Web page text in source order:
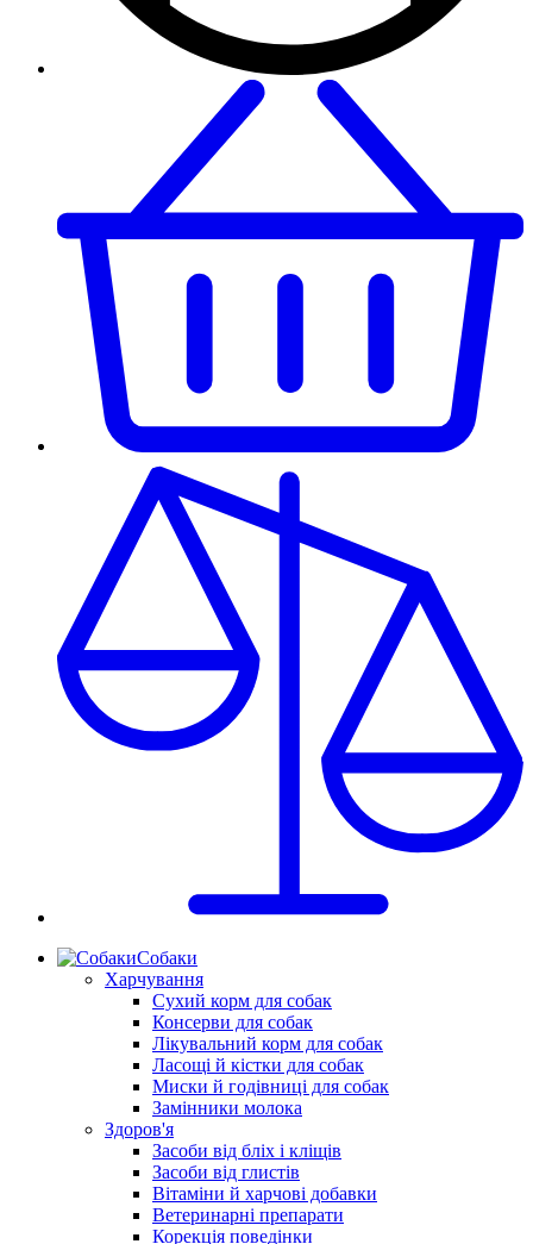
Собаки
Харчування
Сухий корм для собак
Консерви для собак
Лікувальний корм для собак
Ласощі й кістки для собак
Миски й годівниці для собак
Замінники молока
Здоров'я
Засоби від бліх і кліщів
Засоби від глистів
Вітаміни й харчові добавки
Ветеринарні препарати
Корекція поведінки